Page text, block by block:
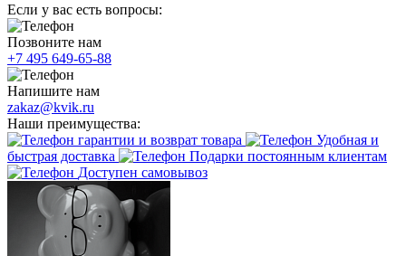
Если у вас есть вопросы:
Позвоните нам
+7 495 649-65-88
Напишите нам
zakaz@kvik.ru
Наши преимущества:
гарантии и возврат товара
Удобная и
быстрая доставка
Подарки постоянным клиентам
Доступен самовывоз